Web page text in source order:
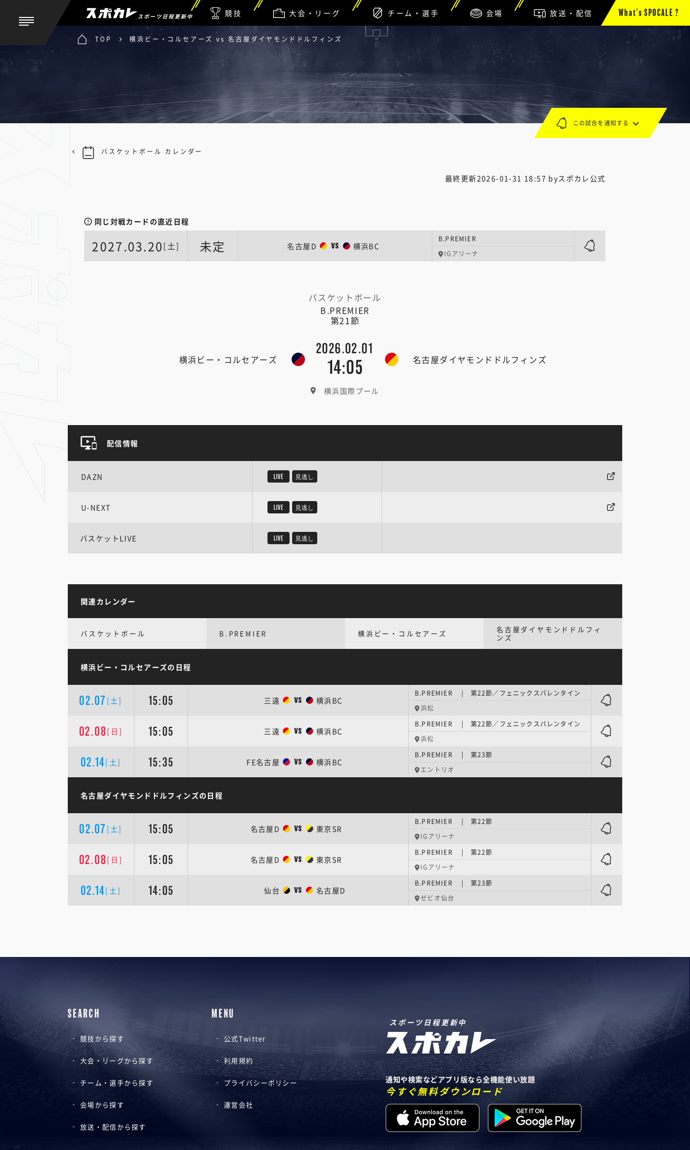
スポーツ日程更新中 競技 大会・リーグ チーム・選手 会場 放送・配信 What’s SPOCALE ?
TOP 横浜ビー・コルセアーズ vs 名古屋ダイヤモンドドルフィンズ
最終更新2026-01-31 18:57 byスポカレ公式
同じ対戦カードの直近日程
2027.03.20[土] 未定 名古屋D VS 横浜BC
B.PREMIER
IGアリーナ
バスケットボール
B.PREMIER
第21節
横浜ビー・コルセアーズ
2026.02.01
14:05 名古屋ダイヤモンドドルフィンズ
横浜国際プール
この試合を通知する
バスケットボール カレンダー
配信情報
DAZN LIVE 見逃し
U-NEXT LIVE 見逃し
バスケットLIVE LIVE 見逃し
関連カレンダー
バスケットボール B.PREMIER 横浜ビー・コルセアーズ
名古屋ダイヤモンドドルフィ
ンズ
横浜ビー・コルセアーズの日程
02.07 [土] 15:05 三遠 VS 横浜BC
B.PREMIER | 第22節／フェニックスバレンタイン
浜松
02.08[日] 15:05 三遠 VS 横浜BC
B.PREMIER | 第22節／フェニックスバレンタイン
浜松
02.14[土] 15:35 FE名古屋 VS 横浜BC
B.PREMIER | 第23節
エントリオ
名古屋ダイヤモンドドルフィンズの日程
02.07 [土] 15:05 名古屋D VS 東京SR
B.PREMIER | 第22節
IGアリーナ
02.08[日] 15:05 名古屋D VS 東京SR
B.PREMIER | 第22節
IGアリーナ
02.14[土] 14:05 仙台 VS 名古屋D
B.PREMIER | 第23節
ゼビオ仙台
SEARCH
競技から探す
大会・リーグから探す
チーム・選手から探す
会場から探す
放送・配信から探す
MENU
公式Twitter
利用規約
プライバシーポリシー
運営会社
スポーツ日程更新中
通知や検索などアプリ版なら全機能使い放題
今すぐ無料ダウンロード